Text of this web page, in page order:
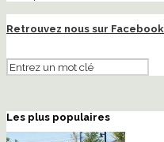
Retrouvez nous sur Facebook
Les plus populaires